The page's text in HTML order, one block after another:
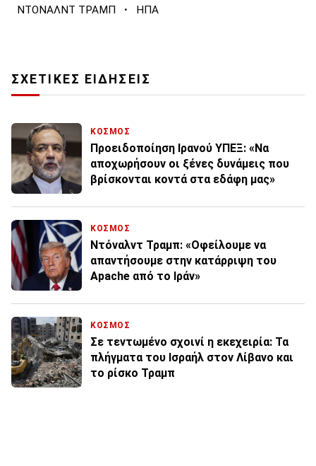
ΝΤΟΝΑΛΝΤ ΤΡΑΜΠ · ΗΠΑ
ΣΧΕΤΙΚΕΣ ΕΙΔΗΣΕΙΣ
ΚΟΣΜΟΣ
Προειδοποίηση Ιρανού ΥΠΕΞ: «Να
αποχωρήσουν οι ξένες δυνάμεις που
βρίσκονται κοντά στα εδάφη μας»
ΚΟΣΜΟΣ
Ντόναλντ Τραμπ: «Οφείλουμε να
απαντήσουμε στην κατάρριψη του
Apache από το Ιράν»
ΚΟΣΜΟΣ
Σε τεντωμένο σχοινί η εκεχειρία: Τα
πλήγματα του Ισραήλ στον Λίβανο και
το ρίσκο Τραμπ